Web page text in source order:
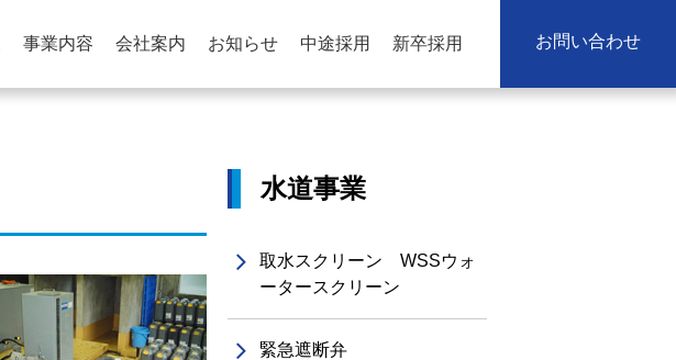
事業内容 会社案内 お知らせ 中途採用 新卒採用 お問い合わせ
水道事業
取水スクリーン WSSウォ
ータースクリーン
緊急遮断弁